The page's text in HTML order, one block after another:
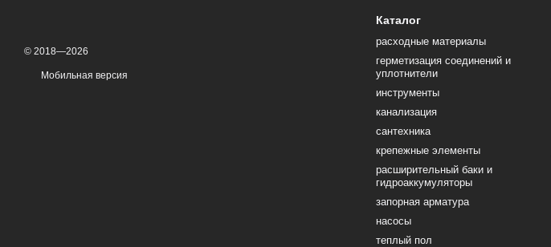
© 2018—2026
Мобильная версия
Каталог
расходные материалы
герметизация соединений и
уплотнители
инструменты
канализация
сантехника
крепежные элементы
расширительный баки и
гидроаккумуляторы
запорная арматура
насосы
теплый пол